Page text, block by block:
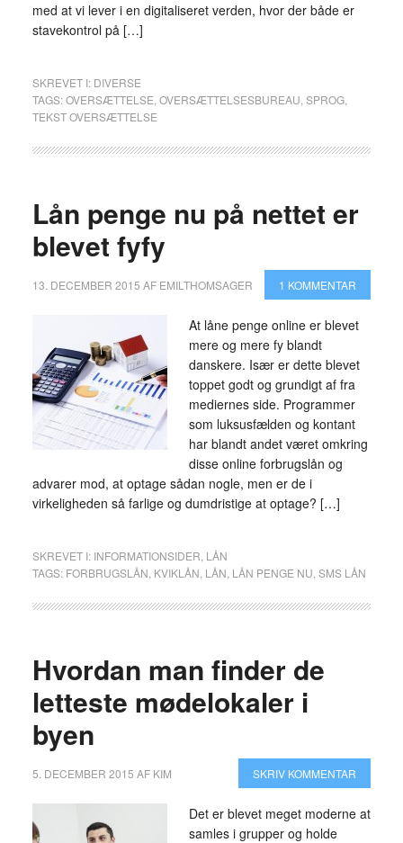
med at vi lever i en digitaliseret verden, hvor der både er
stavekontrol på […]
SKREVET I: DIVERSE
TAGS:OVERSÆTTELSE OVERSÆTTELSESBUREAU SPROG,
TEKST OVERSÆTTELSE
Lån penge nu på nettet er
blevet fyfy
13. DECEMBER 2015 AF EMILTHOMSAGER 1 KOMMENTAR
At låne penge online er blevet
mere og mere fy blandt
danskere. Især er dette blevet
toppet godt og grundigt af fra
mediernes side. Programmer
som luksusfælden og kontant
har blandt andet været omkring
disse online forbrugslån og
advarer mod, at optage sådan nogle, men er de i
virkeligheden så farlige og dumdristige at optage? […]
SKREVET I: INFORMATIONSIDER LÅN
TAGS: FORBRUGSLÅN KVIKLÅN LÅN LÅN PENGE NU SMS LÅN
Hvordan man finder de
letteste mødelokaler i
byen
5. DECEMBER 2015 AF KIM SKRIV KOMMENTAR
Det er blevet meget moderne at
samles i grupper og holde